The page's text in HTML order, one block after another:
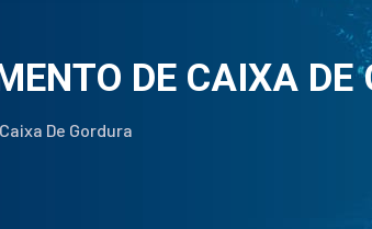
DE CAIXA DE
De Gordura